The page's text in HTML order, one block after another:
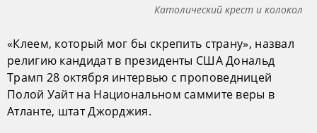
Католический крест и колокол
«Клеем, который мог бы скрепить страну», назвал
религию кандидат в президенты США Дональд
Трамп 28 октября интервью с проповедницей
Полой Уайт на Национальном саммите веры в
Атланте, штат Джорджия.